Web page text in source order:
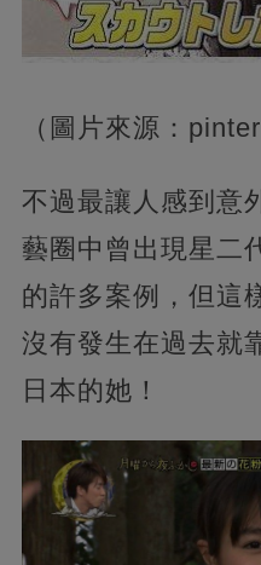
（圖片來源：
不過最讓人感到意
藝圈中曾出現星二
的許多案例，但這
沒有發生在過去就
日本的她！